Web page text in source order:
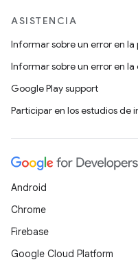
ASISTENCIA
Informar sobre un error en
Informar sobre un error en
Google Play support
Participar en los estudios de
Android
Chrome
Firebase
Google Cloud Platform